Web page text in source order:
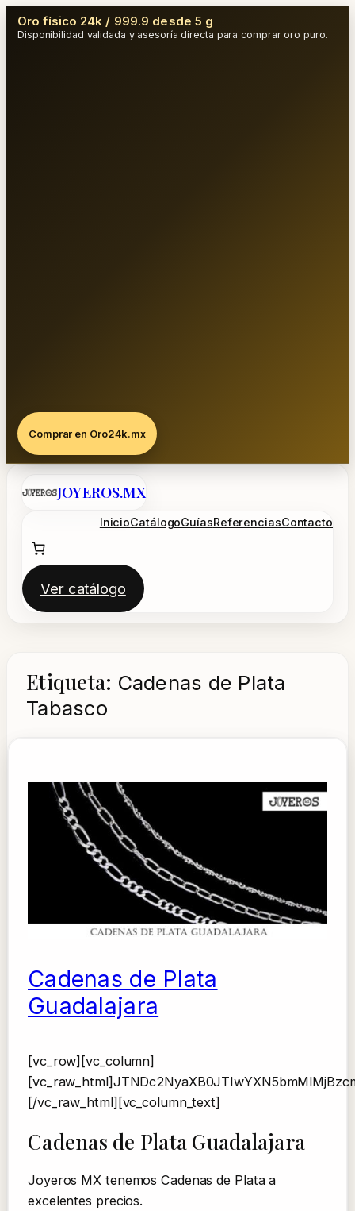
Oro físico 24k / 999.9 desde 5 g
Disponibilidad validada y asesoría directa para comprar oro puro.
Comprar en Oro24k.mx
Saltar
JOYEROS.MX
InicioCatálogoGuíasReferenciasContacto
Ver catálogo
Etiqueta: Cadenas de Plata
Tabasco
Cadenas de Plata
Guadalajara
[vc_row][vc_column]
[/vc_raw_html][vc_column_text]
Cadenas de Plata Guadalajara
Joyeros MX tenemos Cadenas de Plata a
excelentes precios.